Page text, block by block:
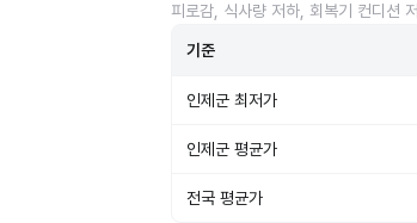
피로감, 식사량 저하, 회복기 컨디션
기준
인제군 최저가
인제군 평균가
전국 평균가